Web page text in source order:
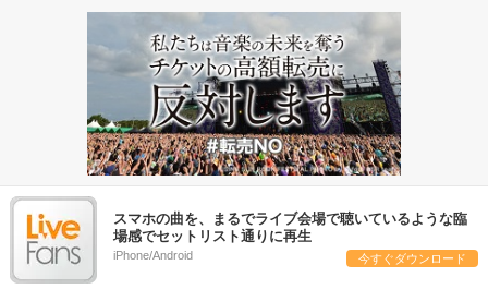
スマホの曲を、まるでライブ会場で聴いているような臨
場感でセットリスト通りに再生
iPhone/Android 今すぐダウンロード